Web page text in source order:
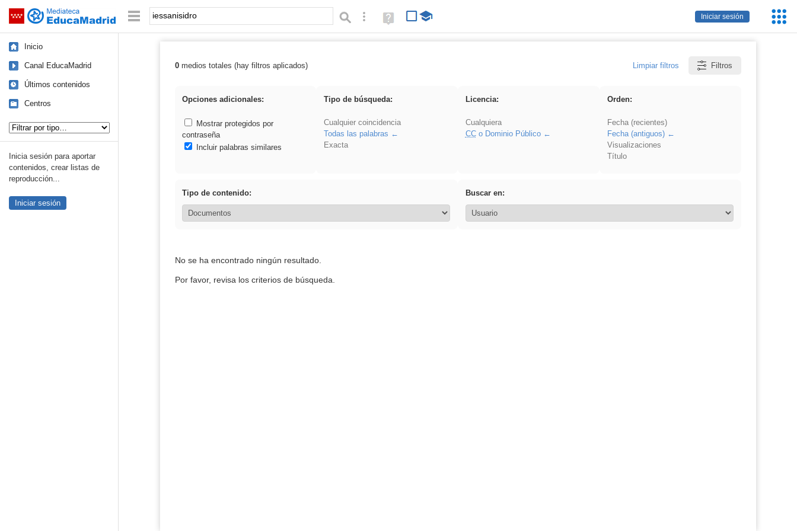
Saltar navegación
Iniciar sesión
Palabra o frase: Búsqueda avanzada
Ayuda
(en
Inicio
Canal EducaMadrid
Últimos contenidos
Centros
Inicia sesión para aportar
contenidos, crear listas de
reproducción...
Iniciar sesión
Resultados de: iessanisidro
0medios totales (hay filtros aplicados) Limpiar filtros Filtros
Opciones adicionales:
Mostrar protegidos por
contraseña
Incluir palabras similares
Tipo de búsqueda:
Cualquier coincidencia
Todas las palabras
Exacta
Licencia:
Cualquiera
CCo Dominio Público
Orden:
Fecha (recientes)
Fecha (antiguos)
Visualizaciones
Título
Tipo de contenido: Buscar en:
No se ha encontrado ningún resultado.
Por favor, revisa los criterios de búsqueda.